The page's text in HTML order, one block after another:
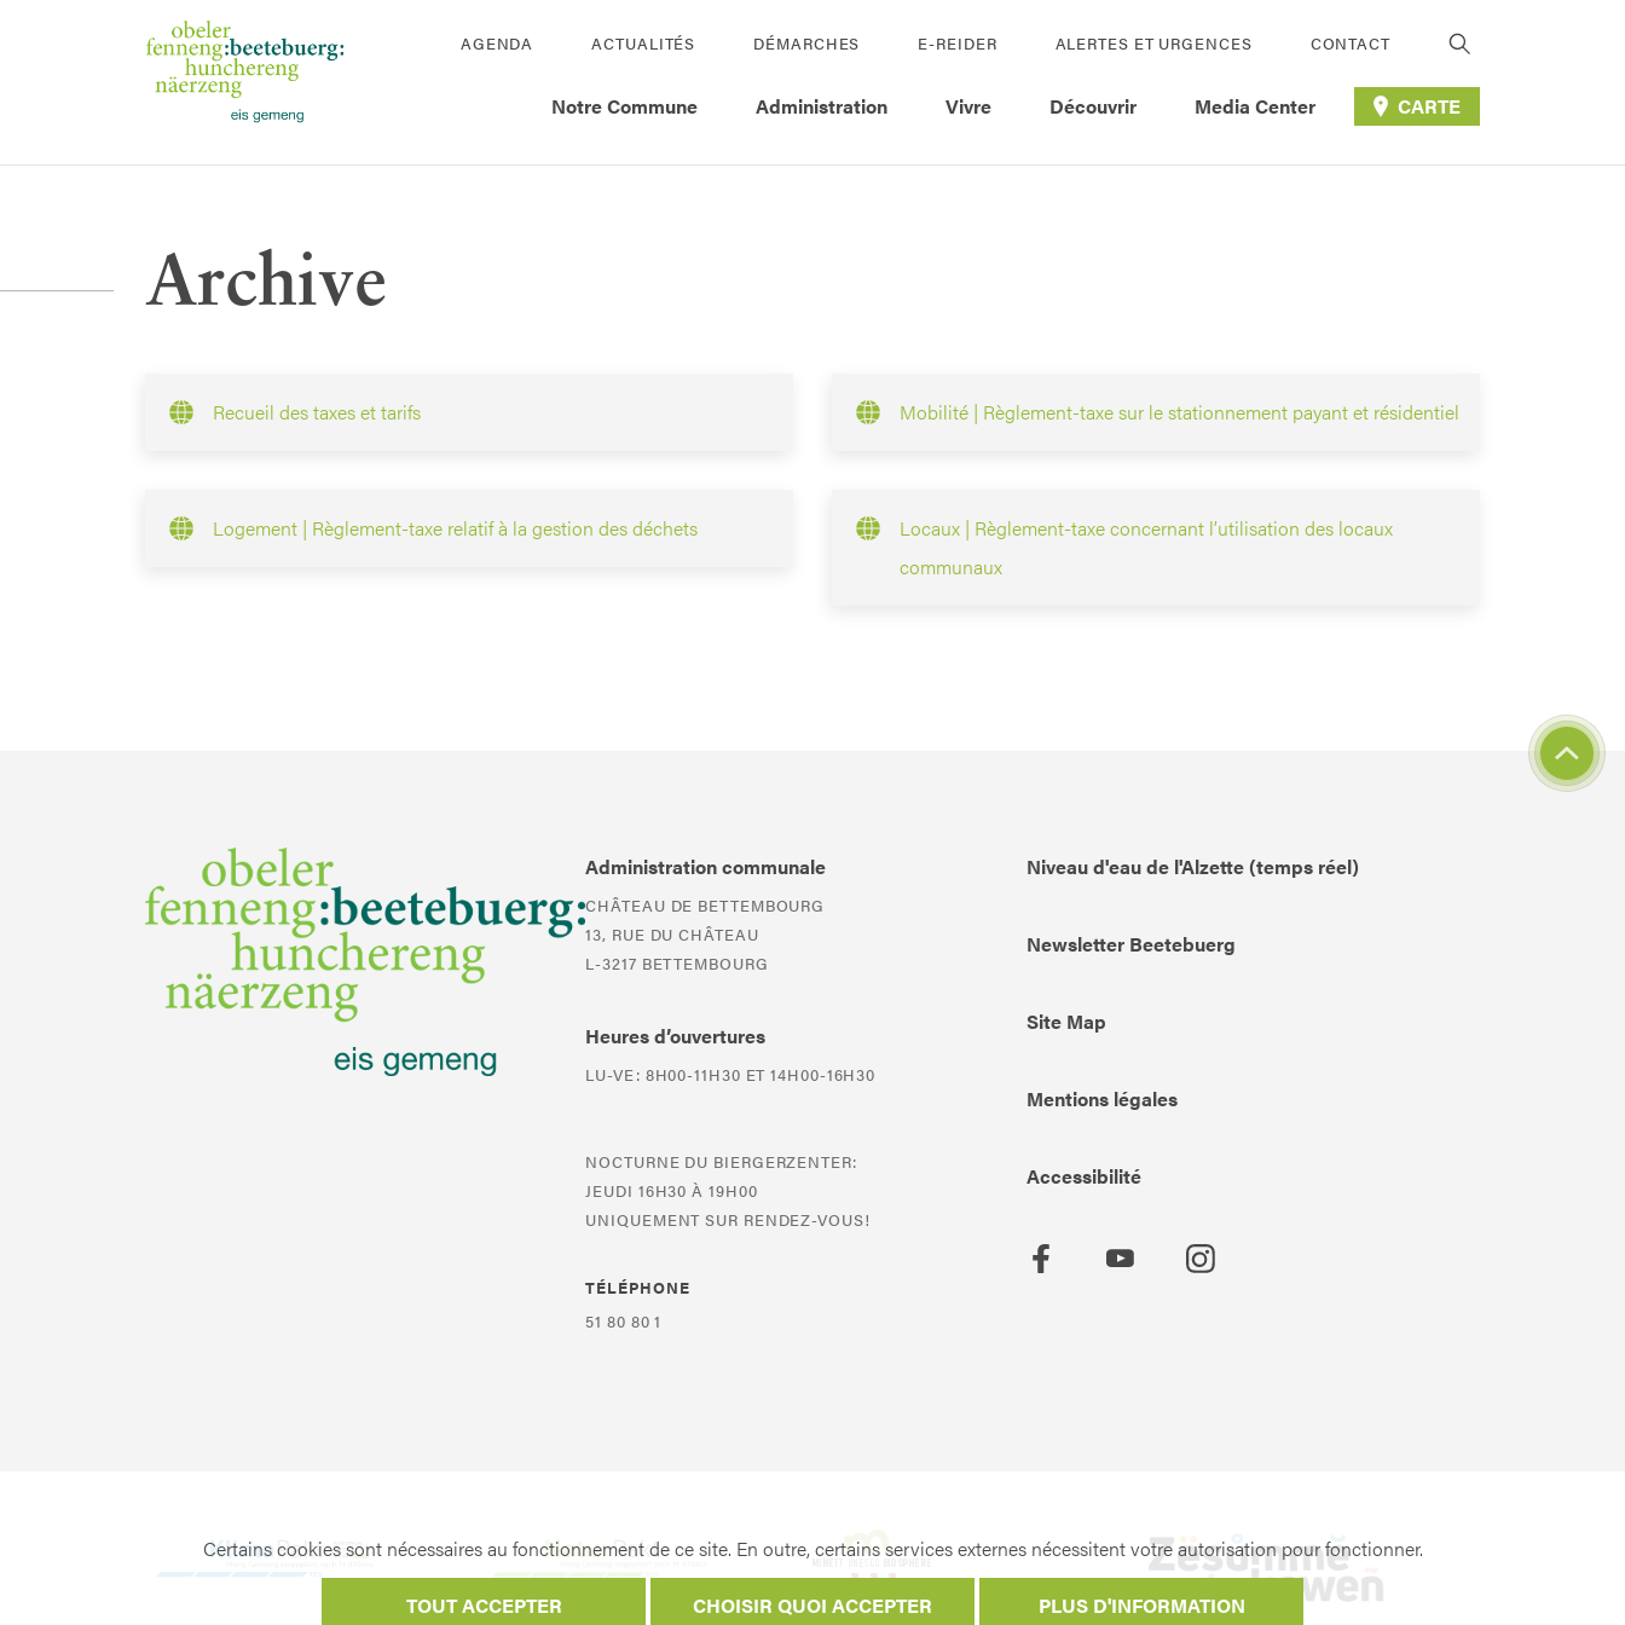
AGENDA ACTUALITÉS DÉMARCHES E-REIDER ALERTES ET URGENCES CONTACT
Notre Commune Administration Vivre Découvrir Media Center CARTE
Archive
Recueil des taxes et tarifs Mobilité | Règlement-taxe sur le stationnement payant et résidentiel
Logement | Règlement-taxe relatif à la gestion des déchets
Locaux | Règlement-taxe concernant l’utilisation des locaux
communaux
Administration communale
CHÂTEAU DE BETTEMBOURG
13, RUE DU CHÂTEAU
L-3217 BETTEMBOURG
Heures d’ouvertures
LU-VE: 8H00-11H30 ET 14H00-16H30
NOCTURNE DU BIERGERZENTER:
JEUDI 16H30 À 19H00
UNIQUEMENT SUR RENDEZ-VOUS!
TÉLÉPHONE
51 80 80 1
Niveau d'eau de l'Alzette (temps réel)
Newsletter Beetebuerg
Site Map
Mentions légales
Accessibilité
Certains cookies sont nécessaires au fonctionnement de ce site. En outre, certains services externes nécessitent votre autorisation pour fonctionner.
TOUT ACCEPTER CHOISIR QUOI ACCEPTER PLUS D'INFORMATION